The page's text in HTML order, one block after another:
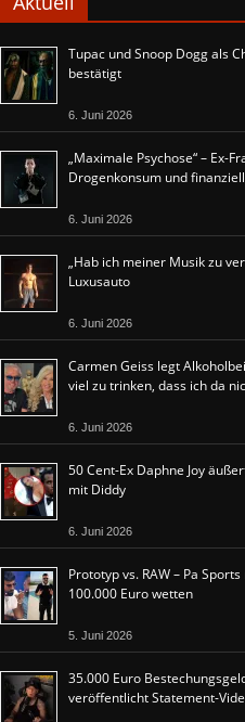
Tupac und Snoop Dogg als
bestätigt
6. Juni 2026
„Maximale Psychose“ – Ex-
Drogenkonsum und
6. Juni 2026
„Hab ich meiner Musik zu
Luxusauto
6. Juni 2026
Carmen Geiss legt
viel zu trinken, dass ich da
6. Juni 2026
50 Cent-Ex Daphne Joy
mit Diddy
6. Juni 2026
Prototyp vs. RAW – Pa
100.000 Euro wetten
5. Juni 2026
35.000 Euro
veröffentlicht Statement-